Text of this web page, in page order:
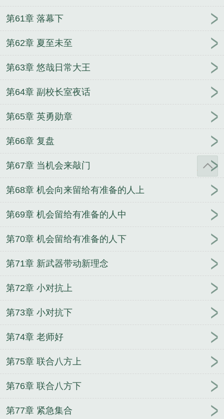
第61章 落幕下
第62章 夏至未至
第63章 悠哉日常大王
第64章 副校长室夜话
第65章 英勇勋章
第66章 复盘
第67章 当机会来敲门
第68章 机会向来留给有准备的人上
第69章 机会留给有准备的人中
第70章 机会留给有准备的人下
第71章 新武器带动新理念
第72章 小对抗上
第73章 小对抗下
第74章 老师好
第75章 联合八方上
第76章 联合八方下
第77章 紧急集合